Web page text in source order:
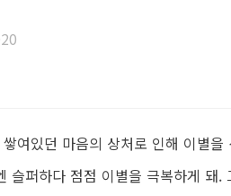
여있던 마음의 상처로 인해 이별
슬퍼하다 점점 이별을 극복하게 돼.